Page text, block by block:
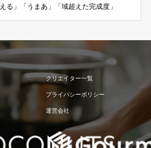
える」「うまあ」「域超えた完成度」
クリエイター一覧
プライバシーポリシー
運営会社